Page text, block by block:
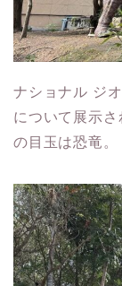
ナショナル ジ
について展示
の目玉は恐竜。